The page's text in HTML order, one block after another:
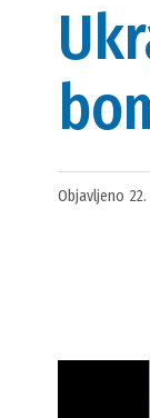
Objavljeno